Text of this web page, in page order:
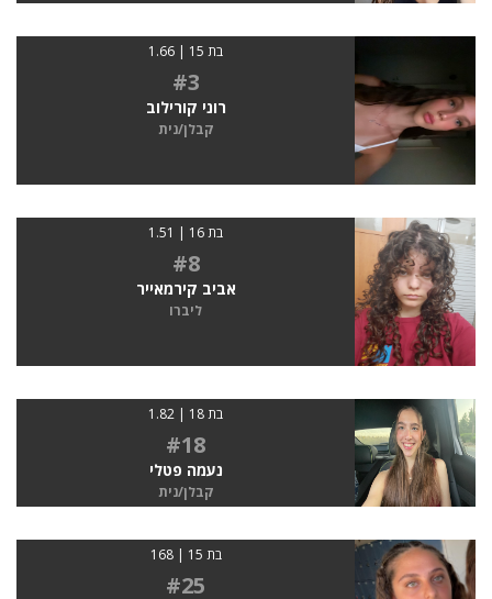
בת 15 | 1.66
#3
רוני קורילוב
קבלן/נית
בת 16 | 1.51
#8
אביב קירמאייר
ליברו
בת 18 | 1.82
#18
נעמה פטלי
קבלן/נית
בת 15 | 168
#25